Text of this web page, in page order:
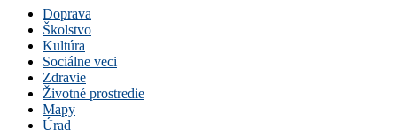
Doprava
Školstvo
Kultúra
Sociálne veci
Zdravie
Životné prostredie
Mapy
Úrad